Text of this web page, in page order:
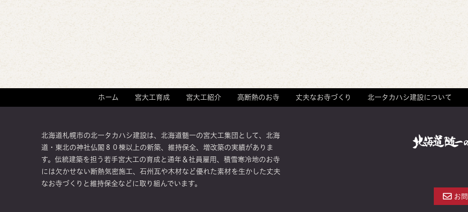
ホーム 宮大工育成 宮大工紹介 高断熱のお寺 丈夫なお寺づくり 北一タカハシ建設について
北海道札幌市の北一タカハシ建設は、北海道髄一の宮大工集団として、北海
道・東北の神社仏閣８０棟以上の新築、維持保全、増改築の実績がありま
す。伝統建築を担う若手宮大工の育成と通年＆社員雇用、積雪寒冷地のお寺
には欠かせない断熱気密施工、石州瓦や木材など優れた素材を生かした丈夫
なお寺づくりと維持保全などに取り組んでいます。
お